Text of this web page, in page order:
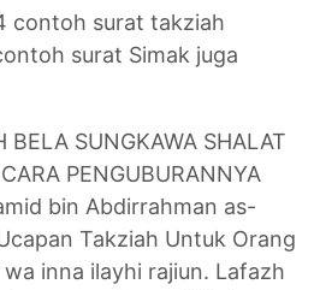
contoh surat takziah
surat Simak juga
BELA SUNGKAWA SHALAT
PENGUBURANNYA
bin Abdirrahman as-
Takziah Untuk Orang
inna ilayhi rajiun. Lafazh